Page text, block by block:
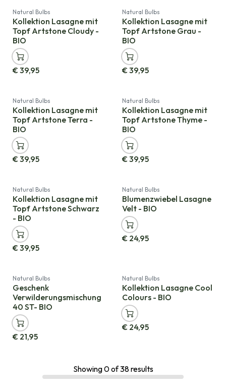
Natural Bulbs
Kollektion Lasagne mit
Topf Artstone Cloudy -
BIO
€39,95
Natural Bulbs
Kollektion Lasagne mit
Topf Artstone Grau -
BIO
€39,95
Natural Bulbs
Kollektion Lasagne mit
Topf Artstone Terra -
BIO
€39,95
Natural Bulbs
Kollektion Lasagne mit
Topf Artstone Thyme -
BIO
€39,95
Natural Bulbs
Kollektion Lasagne mit
Topf Artstone Schwarz
- BIO
€39,95
Natural Bulbs
Blumenzwiebel Lasagne
Velt - BIO
€ 24,95
Natural Bulbs
Geschenk
Verwilderungsmischung
40 ST- BIO
€ 21,95
Natural Bulbs
Kollektion Lasagne Cool
Colours - BIO
€ 24,95
Showing0of38results